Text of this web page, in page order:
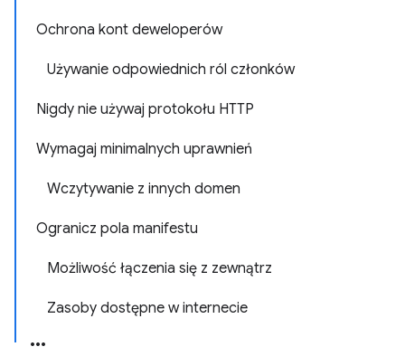
Ochrona kont deweloperów
Używanie odpowiednich ról członków
Nigdy nie używaj protokołu HTTP
Wymagaj minimalnych uprawnień
Wczytywanie z innych domen
Ogranicz pola manifestu
Możliwość łączenia się z zewnątrz
Zasoby dostępne w internecie